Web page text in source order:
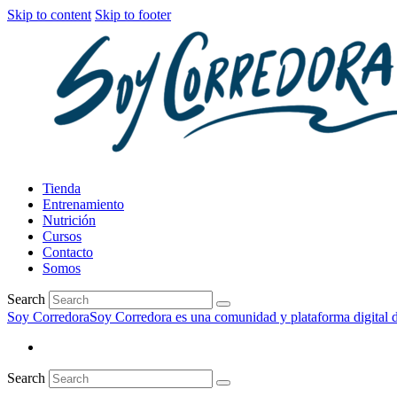
Skip to content Skip to footer
Tienda
Entrenamiento
Nutrición
Cursos
Contacto
Somos
Search
Soy CorredoraSoy Corredora es una comunidad y plataforma digital
Search